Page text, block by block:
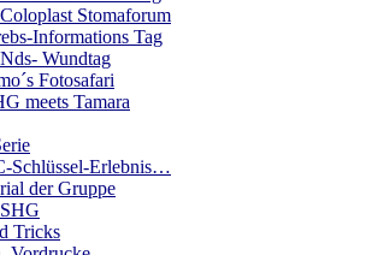
Stomaforum
Informations Tag
Wundtag
Fotosafari
meets Tamara
Schlüssel-Erlebnis…
der Gruppe
Tricks